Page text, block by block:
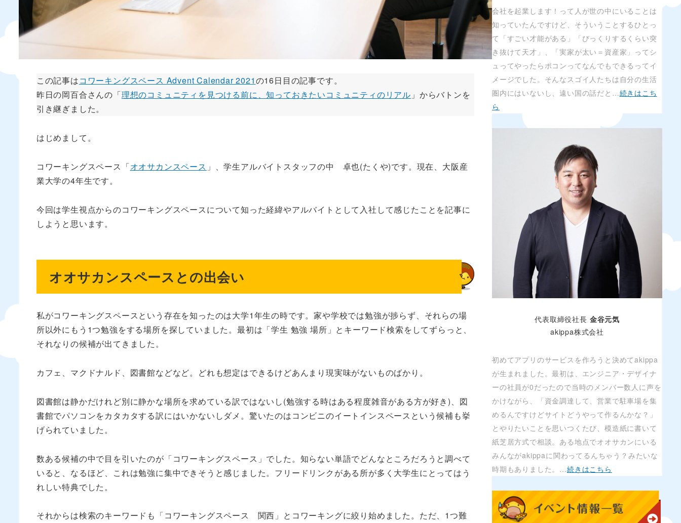
この記事はコワーキングスペース Advent Calendar 2021の16日目の記事です。
昨日の岡百合さんの「理想のコミュニティを見つける前に、知っておきたいコミュニティのリアル 」からバトンを
引き継ぎました。
はじめまして。
コワーキングスペース「オオサカンスペース 」、学生アルバイトスタッフの中 卓也(たくや)です。現在、大阪産
業大学の4年生です。
今回は学生視点からのコワーキングスペースについて知った経緯やアルバイトとして入社して感じたことを記事に
しようと思います。
オオサカンスペースとの出会い
私がコワーキングスペースという存在を知ったのは大学1年生の時です。家や学校では勉強が捗らず、それらの場
所以外にもう1つ勉強をする場所を探していました。最初は「学生 勉強 場所」とキーワード検索をしてずらっと、
それなりの候補が出てきました。
カフェ、マクドナルド、図書館などなど。どれも想定はできるけどあんまり現実味がないものばかり。
図書館は静かだけれど別に静かな場所を求めている訳ではないし(勉強する時はある程度雑音がある方が好き)、図
書館でパソコンをカタカタする訳にはいかないしダメ。驚いたのはコンビニのイートインスペースという候補も挙
げられていました。
数ある候補の中で目を引いたのが「コワーキングスペース」でした。知らない単語でどんなところだろうと調べて
いると、なるほど、これは勉強に集中できそうと感じました。フリードリンクがある所が多く大学生にとってはう
れしい特典でした。
それからは検索のキーワードも「コワーキングスペース 関西」とコワーキングに絞り始めました。ただ、1つ難
会社を起業します！って人が世の中にいることは
知っていたんですけど、そういうことするひとっ
て「すごい才能がある」「びっくりするくらい突
き抜けて天才」、「実家が太い＝資産家」ってシ
ュってやったらポコンってなんでもできるってイ
メージでした。そんなスゴイ人たちは自分の生活
圏内にはいないし、遠い国の話だと…続きはこち
ら
代表取締役社長 金谷元気
akippa株式会社
初めてアプリのサービスを作ろうと決めてakippa
が生まれました。最初は、エンジニア・デザイナ
ーの社員が0だったので当時のメンバー数人に声を
かけながら、「資金調達して、営業で駐車場を集
めるんですけどサイトどうやって作るんかな？」
とやりたいことを思いつくたび、模造紙に書いて
紙芝居方式で相談。ある地点でオオサカンにいる
みんながakippaに関わってるんちゃう？みたいな
時期もありました。…続きはこちら